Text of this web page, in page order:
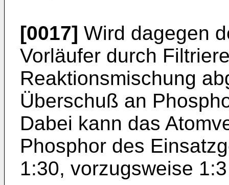
[0017] Wird dagegen
Vorläufer durch
Reaktionsmischung
Überschuß an
Dabei kann das
Phosphor des
1:30, vorzugsweise